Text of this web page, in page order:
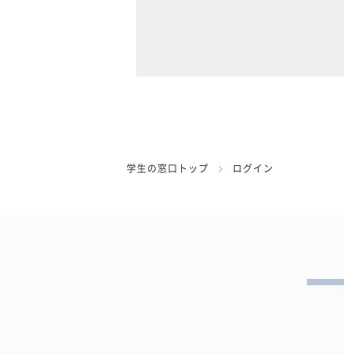
学生の窓口トップ ログイン